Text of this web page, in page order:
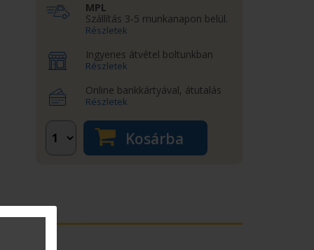
MPL
Szállítás 3-5 munkanapon belül.
Részletek
Ingyenes átvétel boltunkban
Részletek
Online bankkártyával, átutalás
Részletek
Kosárba
nyújtani.